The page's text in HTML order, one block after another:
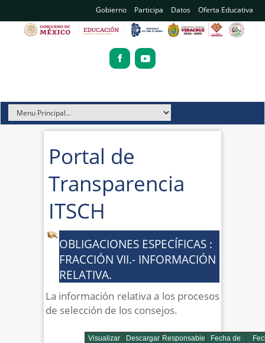
Gobierno Participa Datos Oferta Educativa
Portal de
Transparencia
ITSCH
OBLIGACIONES ESPECÍFICAS :
FRACCIÓN VII.- INFORMACIÓN
RELATIVA.
La información relativa a los procesos
de selección de los consejos.
Visualizar
Descargar Responsable
Fecha de